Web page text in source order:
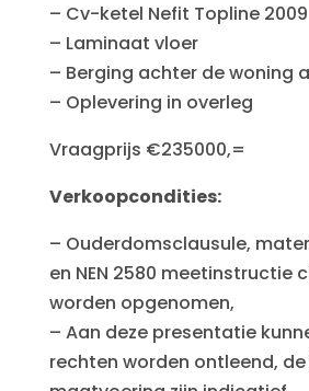
– Cv-ketel Nefit Topline 2009
– Laminaat vloer
– Berging achter de woning
– Oplevering in overleg
Vraagprijs €235000,=
Verkoopcondities:
– Ouderdomsclausule,
en NEN 2580 meetinstructie
worden opgenomen,
– Aan deze presentatie
rechten worden ontleend,